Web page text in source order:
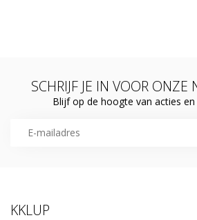
SCHRIJF JE IN VOOR ONZE
Blijf op de hoogte van acties
KKLUP